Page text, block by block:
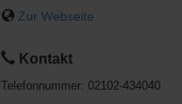
Zur Webseite
Kontakt
Telefonnummer: 02102-434040